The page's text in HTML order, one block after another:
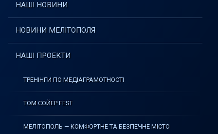
НАШІ НОВИНИ
НОВИНИ МЕЛІТОПОЛЯ
НАШІ ПРОЕКТИ
ТРЕНІНГИ ПО МЕДІАГРАМОТНОСТІ
ТОМ СОЙЕР FEST
МЕЛІТОПОЛЬ — КОМФОРТНЕ ТА БЕЗПЕЧНЕ МІСТО